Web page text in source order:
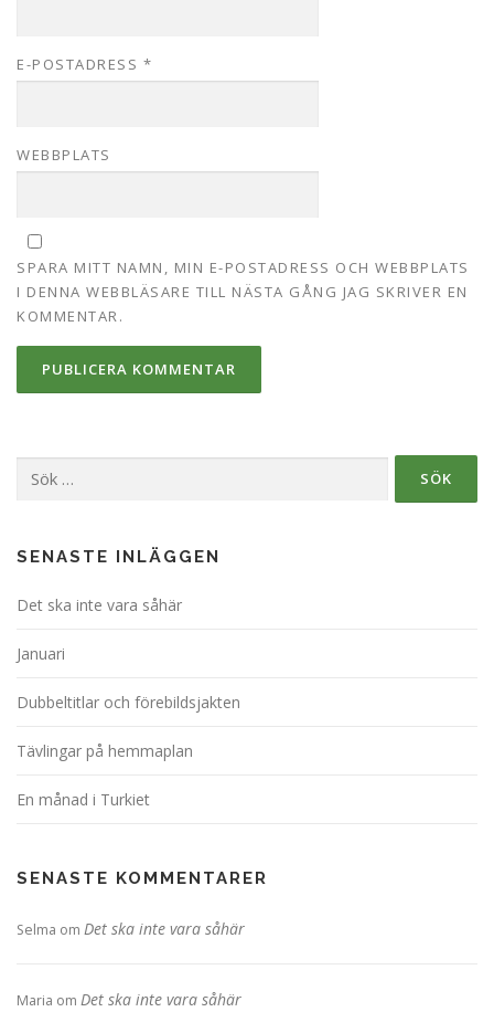
E-POSTADRESS *
WEBBPLATS
SPARA MITT NAMN, MIN E-POSTADRESS OCH WEBBPLATS
I DENNA WEBBLÄSARE TILL NÄSTA GÅNG JAG SKRIVER EN
KOMMENTAR.
efter:
SENASTE INLÄGGEN
Det ska inte vara såhär
Januari
Dubbeltitlar och förebildsjakten
Tävlingar på hemmaplan
En månad i Turkiet
SENASTE KOMMENTARER
Selma om Det ska inte vara såhär
Maria om Det ska inte vara såhär